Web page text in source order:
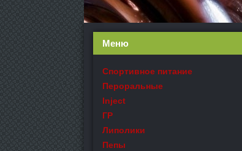
Меню
Спортивное питание
Пероральные
Inject
ГР
Липолики
Пепы